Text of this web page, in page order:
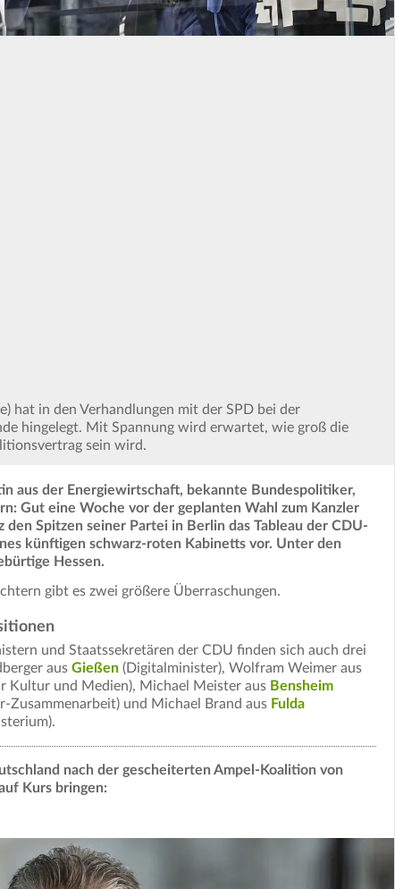
hat in den Verhandlungen mit der SPD bei der
hingelegt. Mit Spannung wird erwartet, wie groß die
sein wird.
aus der Energiewirtschaft, bekannte Bundespolitiker,
Gut eine Woche vor der geplanten Wahl zum Kanzler
Spitzen seiner Partei in Berlin das Tableau der CDU-
künftigen schwarz-roten Kabinetts vor. Unter den
Hessen.
gibt es zwei größere Überraschungen.
und Staatssekretären der CDU finden sich auch drei
aus Gießen (Digitalminister), Wolfram Weimer aus
Kultur und Medien), Michael Meister aus Bensheim
Zusammenarbeit) und Michael Brand aus Fulda
nach der gescheiterten Ampel-Koalition von
Kurs bringen: